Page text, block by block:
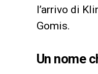
l’arrivo di
Gomis.
Un nome